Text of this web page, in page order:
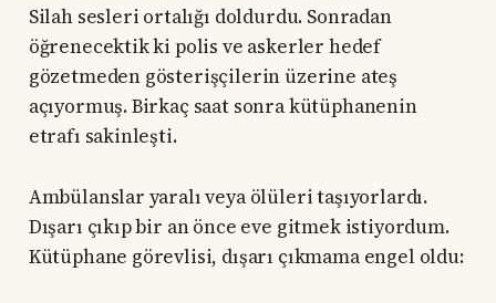
Silah sesleri ortalığı doldurdu. Sonradan
öğrenecektik ki polis ve askerler hedef
gözetmeden gösterişçilerin üzerine ateş
açıyormuş. Birkaç saat sonra kütüphanenin
etrafı sakinleşti.
Ambülanslar yaralı veya ölüleri taşıyorlardı.
Dışarı çıkıp bir an önce eve gitmek istiyordum.
Kütüphane görevlisi, dışarı çıkmama engel oldu: